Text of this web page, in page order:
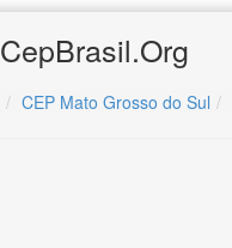
CepBrasil.Org
CEP Mato Grosso do Sul